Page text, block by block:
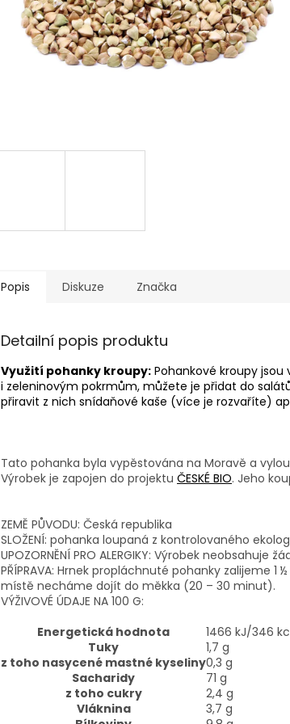
Popis Diskuze Značka
Detailní popis produktu
Využití pohanky kroupy: Pohankové kroupy
i zeleninovým pokrmům, můžete je přidat do
přiravit z nich snídaňové kaše (více je rozvaříte)
Tato pohanka byla vypěstována na Moravě a
Výrobek je zapojen do projektu ČESKÉ BIO. Jeho
ZEMĚ PŮVODU: Česká republika
SLOŽENÍ: pohanka loupaná z kontrolovaného
UPOZORNĚNÍ PRO ALERGIKY: Výrobek neobsahuje
PŘÍPRAVA: Hrnek propláchnuté pohanky zalijeme
místě necháme dojít do měkka (20 – 30 minut).
VÝŽIVOVÉ ÚDAJE NA 100 G:
Energetická hodnota
1466 kJ/346
Tuky
1,7 g
z toho nasycené mastné kyseliny0,3 g
Sacharidy
71 g
z toho cukry
2,4 g
Vláknina
3,7 g